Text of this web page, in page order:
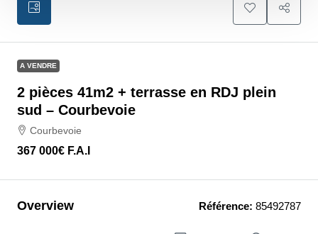
A VENDRE
2 pièces 41m2 + terrasse en RDJ plein
sud – Courbevoie
Courbevoie
367 000€ F.A.I
Overview Référence: 85492787